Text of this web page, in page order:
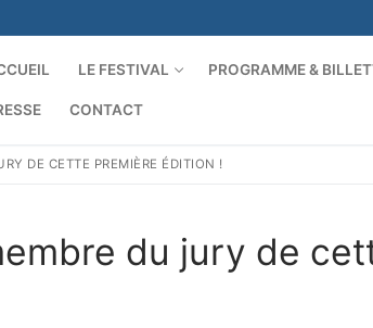
LE FESTIVAL PROGRAMME &
CONTACT
DE CETTE PREMIÈRE ÉDITION !
du jury de